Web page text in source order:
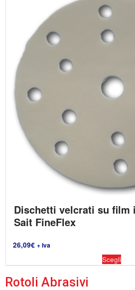
Dischetti velcrati su film
Sait FineFlex
26,09€ + Iva
Scegli
Rotoli Abrasivi